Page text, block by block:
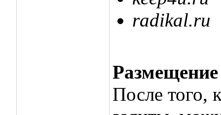
radikal.ru
После того,